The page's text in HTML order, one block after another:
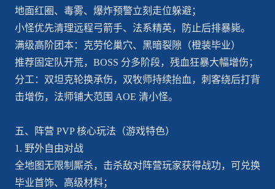
地面红圈、毒雾、爆炸预警立刻走位躲避；
小怪优先清理远程弓箭手、法系精英，防止后排暴毙。
满级高阶团本：克劳伦巢穴、黑暗裂隙（橙装毕业）
推荐固定队开荒，BOSS 分多阶段，残血狂暴大幅增伤；
分工：双坦克轮换承伤，双牧师持续抬血，刺客绕后打背
击增伤，法师铺大范围 AOE 清小怪。
五、阵营 PVP 核心玩法（游戏特色）
1. 野外自由对战
全地图无限制厮杀，击杀敌对阵营玩家获得战功，可兑换
毕业首饰、高级材料；